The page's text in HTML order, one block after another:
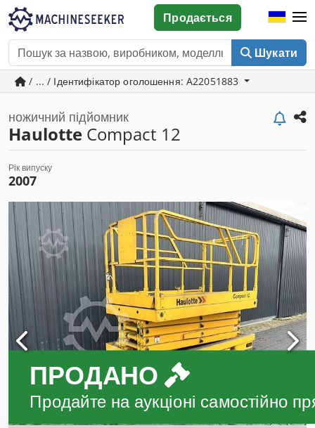
Шукати
Продається
/ ... / Ідентифікатор оголошення: A22051883
ножичний підйомник
Haulotte Compact 12
Рік випуску
2007
ПРОДАНО
Продайте на аукціоні самостійно